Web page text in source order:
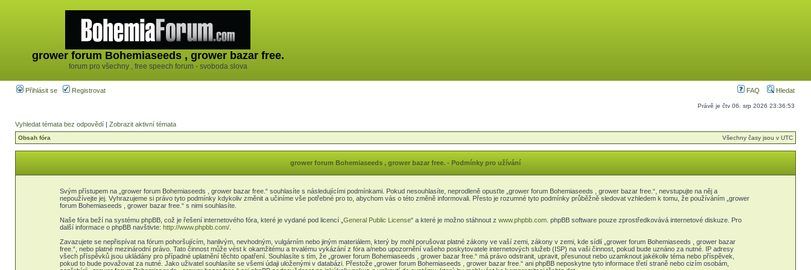
grower forum Bohemiaseeds , grower bazar free.
forum pro všechny , free speech forum - svoboda slova
Přihlásit se Registrovat FAQ Hledat
Právě je čtv 06. srp 2026 23:36:53
Vyhledat témata bez odpovědí | Zobrazit aktivní témata
Obsah fóra Všechny časy jsou v UTC
grower forum Bohemiaseeds , grower bazar free. - Podmínky pro užívání
Svým přístupem na „grower forum Bohemiaseeds , grower bazar free.“ souhlasíte s následujícími podmínkami. Pokud nesouhlasíte, neprodleně opusťte „grower forum Bohemiaseeds , grower bazar free.“, nevstupujte na něj a
nepoužívejte jej. Vyhrazujeme si právo tyto podmínky kdykoliv změnit a učiníme vše potřebné pro to, abychom vás o této změně informovali. Přesto je rozumné tyto podmínky průběžně sledovat vzhledem k tomu, že používáním „grower
forum Bohemiaseeds , grower bazar free.“ s nimi souhlasíte.
Naše fóra beží na systému phpBB, což je řešení internetového fóra, které je vydané pod licencí „ General Public License“ a které je možno stáhnout z www.phpbb.com. phpBB software pouze zprostředkovává internetové diskuze. Pro
další informace o phpBB navštivte: http://www.phpbb.com/.
Zavazujete se nepřispívat na fórum pohoršujícím, hanlivým, nevhodným, vulgárním nebo jiným materiálem, který by mohl porušovat platné zákony ve vaší zemi, zákony v zemi, kde sídlí „grower forum Bohemiaseeds , grower bazar
free.“, nebo platné mezinárodní právo. Tato činnost může vést k okamžitému a trvalému vykázání z fóra a/nebo upozornění vašeho poskytovatele internetových služeb (ISP) na vaši činnost, pokud bude uznáno za nutné. IP adresy
všech příspěvků jsou ukládány pro případné uplatnění těchto opatření. Souhlasíte s tím, že „grower forum Bohemiaseeds , grower bazar free.“ má právo odstranit, upravit, přesunout nebo uzamknout jakékoliv téma nebo příspěvek,
pokud to bude považovat za nutné. Jako uživatel souhlasíte se všemi údaji uloženými v databázi. Přestože „grower forum Bohemiaseeds , grower bazar free.“ ani phpBB neposkytne tyto informace třetí straně nebo cizím osobám,